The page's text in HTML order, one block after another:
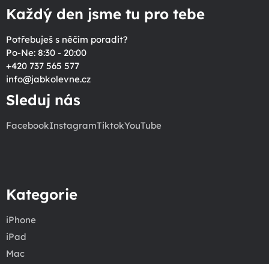
Každý den jsme tu pro tebe
Potřebuješ s něčím poradit?
Po-Ne: 8:30 - 20:00
+420 737 565 577
info@jabkolevne.cz
Sleduj nás
FacebookInstagramTiktokYouTube
Kategorie
iPhone
iPad
Mac